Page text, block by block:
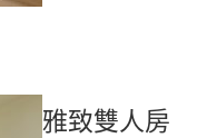
雅致雙人房